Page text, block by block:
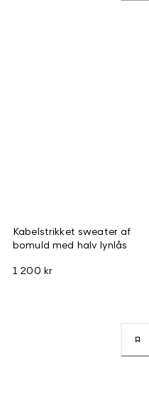
Kabelstrikket sweater af
bomuld med halv lynlås
1 200 kr